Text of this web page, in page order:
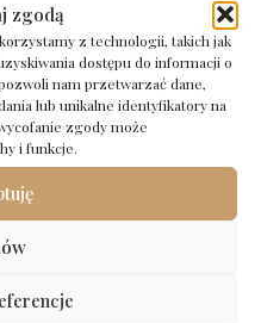
zgodą
z technologii, takich jak
dostępu do informacji o
nam przetwarzać dane,
lub unikalne identyfikatory na
zgody może
i funkcje.
15